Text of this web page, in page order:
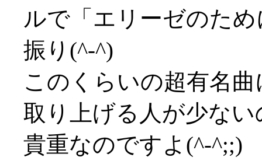
ルで「エリーゼのた
振り(^-^)
このくらいの超有名
取り上げる人が少な
貴重なのですよ(^-^;;)